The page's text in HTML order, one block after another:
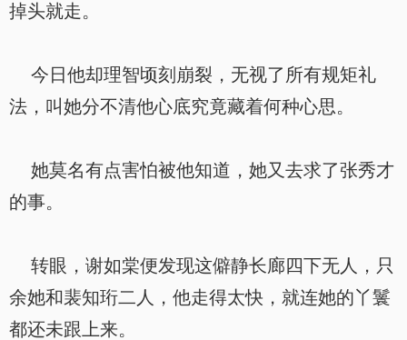
掉头就走。
今日他却理智顷刻崩裂，无视了所有规矩礼
法，叫她分不清他心底究竟藏着何种心思。
她莫名有点害怕被他知道，她又去求了张秀才
的事。
转眼，谢如棠便发现这僻静长廊四下无人，只
余她和裴知珩二人，他走得太快，就连她的丫鬟
都还未跟上来。